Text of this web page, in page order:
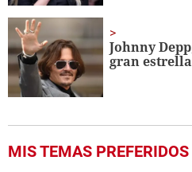
Johnny
gran
MIS TEMAS PREFERIDOS